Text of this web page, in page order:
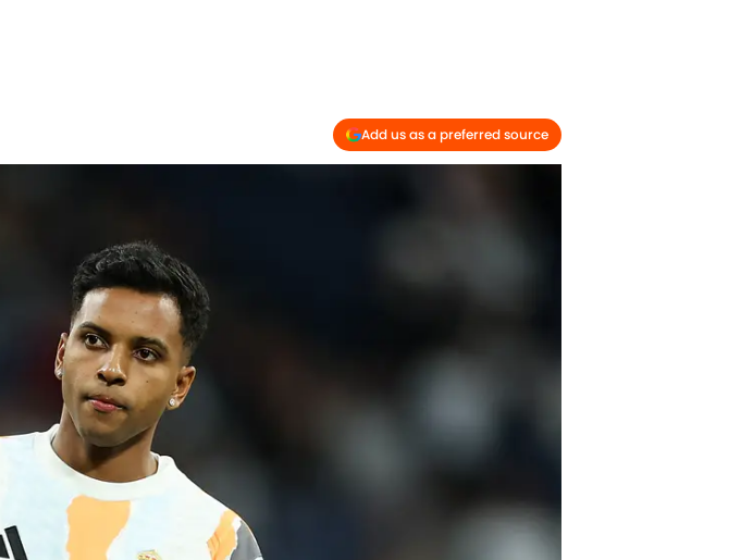
Add us as a preferred source